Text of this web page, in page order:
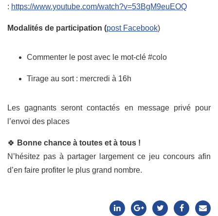
: https://www.youtube.com/watch?v=53BgM9euEOQ
Modalités de participation (post Facebook)
Commenter le post avec le mot-clé #colo
Tirage au sort : mercredi à 16h
Les gagnants seront contactés en message privé pour
l’envoi des places
🍀 Bonne chance à toutes et à tous !
N’hésitez pas à partager largement ce jeu concours afin
d’en faire profiter le plus grand nombre.